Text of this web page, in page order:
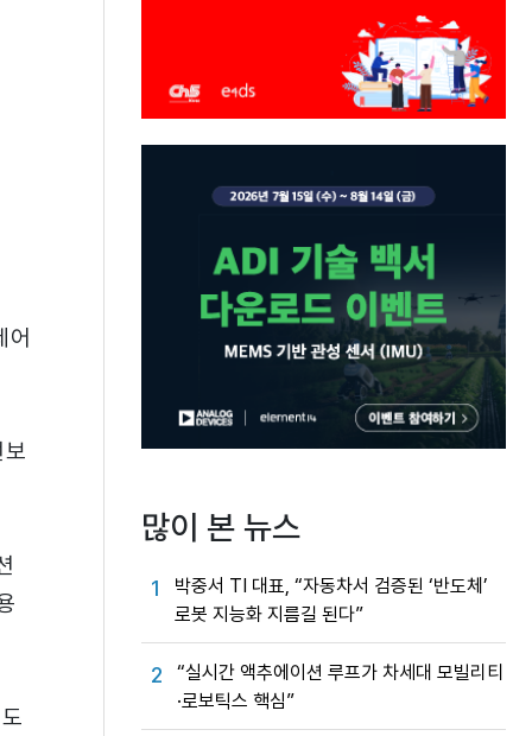
많이 본 뉴스
1
박중서 TI 대표, “자동차서 검증된 ‘반도체’
로봇 지능화 지름길 된다”
2
“실시간 액추에이션 루프가 차세대 모빌리티
·로보틱스 핵심”